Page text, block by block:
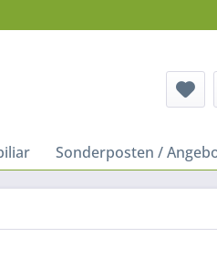
Sonderposten /